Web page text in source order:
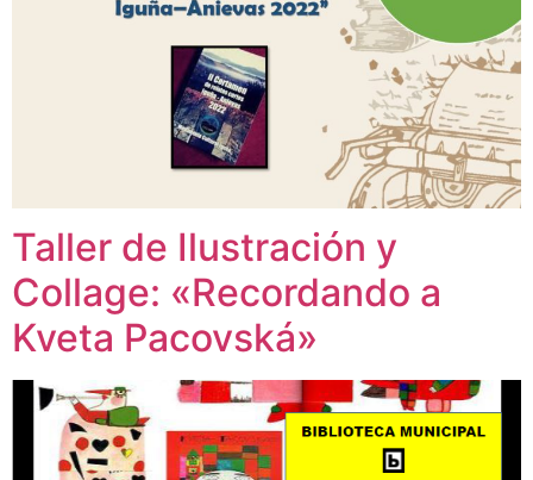
Taller de Ilustración y
Collage: «Recordando a
Kveta Pacovská»